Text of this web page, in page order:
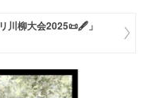
川柳大会2025📜🖋️」